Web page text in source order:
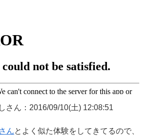
さん：2016/09/10(土) 12:08:51
んとよく似た体験をしてきてるので、